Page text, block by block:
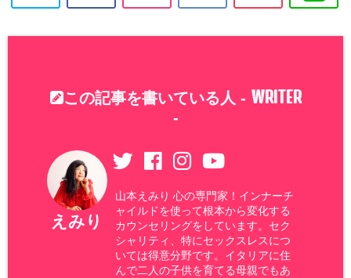
この記事を書いている人 - WRITER
-
えみり
山本えみり 心の専門家！インナーチ
ャイルドを使って根本から変化する
カウンセリングをしています。セク
シャリティ、特にセックスレスにつ
いては得意分野です。イタリアに住
んで二人の子供を育てる母親でもあ